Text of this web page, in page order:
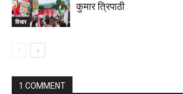
विचार
कुमार त्रिपाठी
1 COMMENT